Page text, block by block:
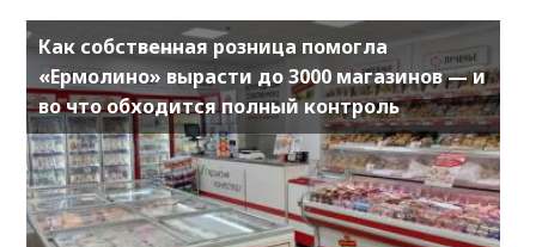
Как собственная розница помогла
«Ермолино» вырасти до 3000 магазинов — и
во что обходится полный контроль